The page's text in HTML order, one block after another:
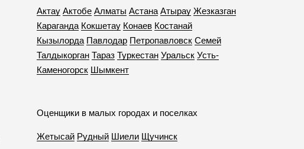
Актау Актобе Алматы Астана Атырау Жезказган
Караганда Кокшетау Конаев Костанай
Кызылорда Павлодар Петропавловск Семей
Талдыкорган Тараз Туркестан Уральск Усть-
Каменогорск Шымкент
Оценщики в малых городах и поселках
Жетысай Рудный Шиели Щучинск